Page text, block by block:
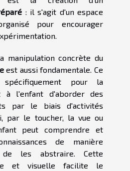
: il s'agit d'un espace
pour encourager
manipulation concrète du
est aussi fondamentale. Ce
spécifiquement pour la
à l'enfant d'aborder des
par le biais d'activités
par le toucher, la vue ou
peut comprendre et
de manière
de les abstraire. Cette
et visuelle facilite le